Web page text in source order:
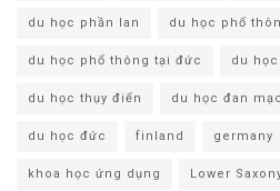
du học phần lan du học phổ
du học phổ thông tại đức du
du học thụy điển du học đan
du học đức finland germany
khoa học ứng dụng Lower